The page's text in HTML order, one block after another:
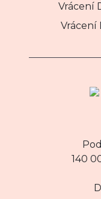
Vrácení
Vrácení
140